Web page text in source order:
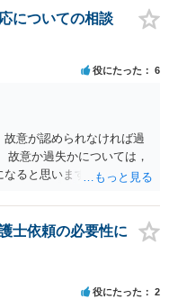
についての相談
役にたった 6
意が認められなければ過
故意か過失かについては，
ると思います。 民事的に
事も民事も影響あり）とし
かもしれません。 因果関係
す。 いずれにしまして
士依頼の必要性に
役にたった 2